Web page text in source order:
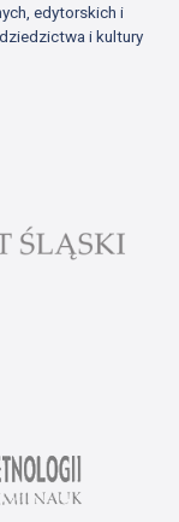
edytorskich i
i kultury